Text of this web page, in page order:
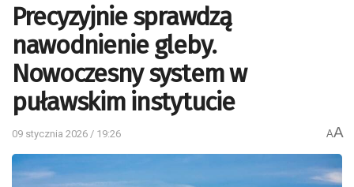
Precyzyjnie sprawdzą
nawodnienie gleby.
Nowoczesny system w
puławskim instytucie
09 stycznia 2026 / 19:26 AA